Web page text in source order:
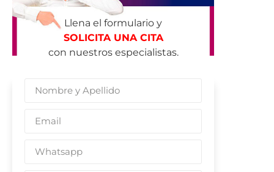
Llena el formulario y
SOLICITA UNA CITA
con nuestros especialistas.